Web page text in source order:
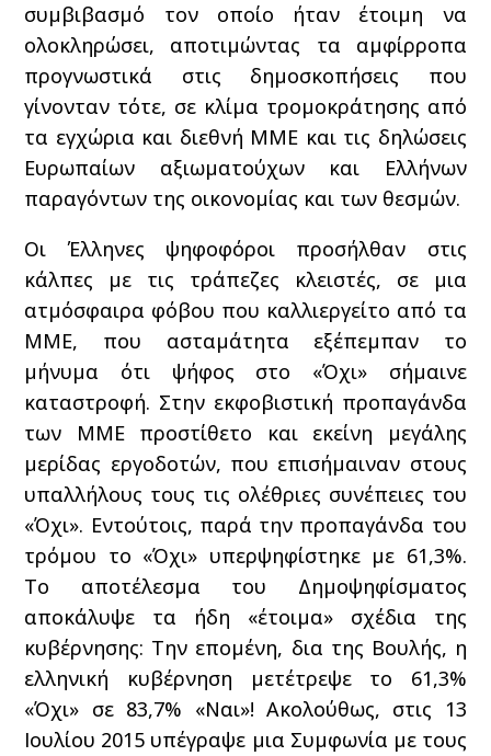
συμβιβασμό τον οποίο ήταν έτοιμη να
ολοκληρώσει, αποτιμώντας τα αμφίρροπα
προγνωστικά στις δημοσκοπήσεις που
γίνονταν τότε, σε κλίμα τρομοκράτησης από
τα εγχώρια και διεθνή ΜΜΕ και τις δηλώσεις
Ευρωπαίων αξιωματούχων και Ελλήνων
παραγόντων της οικονομίας και των θεσμών.
Οι Έλληνες ψηφοφόροι προσήλθαν στις
κάλπες με τις τράπεζες κλειστές, σε μια
ατμόσφαιρα φόβου που καλλιεργείτο από τα
ΜΜΕ, που ασταμάτητα εξέπεμπαν το
μήνυμα ότι ψήφος στο «Όχι» σήμαινε
καταστροφή. Στην εκφοβιστική προπαγάνδα
των ΜΜΕ προστίθετο και εκείνη μεγάλης
μερίδας εργοδοτών, που επισήμαιναν στους
υπαλλήλους τους τις ολέθριες συνέπειες του
«Όχι». Εντούτοις, παρά την προπαγάνδα του
τρόμου το «Όχι» υπερψηφίστηκε με 61,3%.
Το αποτέλεσμα του Δημοψηφίσματος
αποκάλυψε τα ήδη «έτοιμα» σχέδια της
κυβέρνησης: Την επομένη, δια της Βουλής, η
ελληνική κυβέρνηση μετέτρεψε το 61,3%
«Όχι» σε 83,7% «Ναι»! Ακολούθως, στις 13
Ιουλίου 2015 υπέγραψε μια Συμφωνία με τους